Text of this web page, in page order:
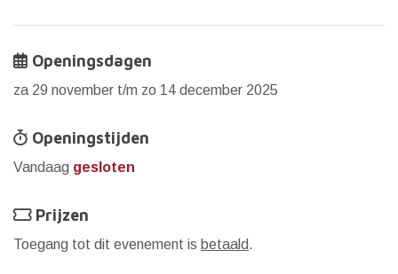
Openingsdagen
za 29 november t/m zo 14 december 2025
Openingstijden
Vandaag gesloten
Prijzen
Toegang tot dit evenement is betaald.